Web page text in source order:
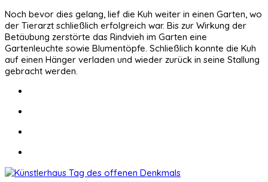
Noch bevor dies gelang, lief die Kuh weiter in einen Garten, wo
der Tierarzt schließlich erfolgreich war. Bis zur Wirkung der
Betäubung zerstörte das Rindvieh im Garten eine
Gartenleuchte sowie Blumentöpfe. Schließlich konnte die Kuh
auf einen Hänger verladen und wieder zurück in seine Stallung
gebracht werden.